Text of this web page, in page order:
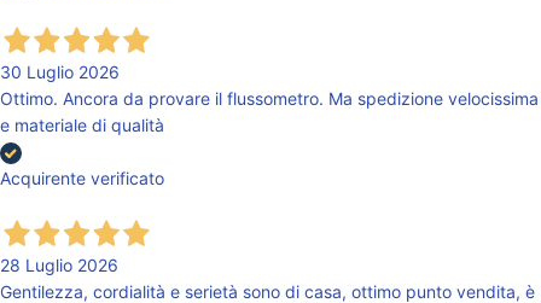
30 Luglio 2026
Ottimo. Ancora da provare il flussometro. Ma spedizione velocissima
e materiale di qualità
Acquirente verificato
28 Luglio 2026
Gentilezza, cordialità e serietà sono di casa, ottimo punto vendita, è